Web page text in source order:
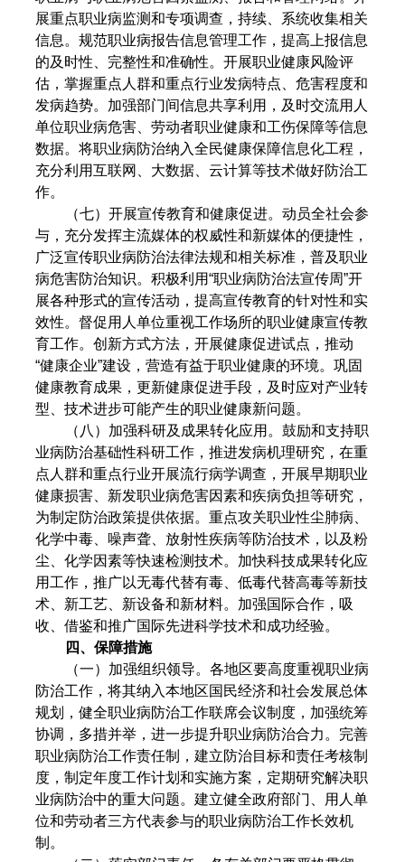
展重点职业病监测和专项调查，持续、系统收集相关
信息。规范职业病报告信息管理工作，提高上报信息
的及时性、完整性和准确性。开展职业健康风险评
估，掌握重点人群和重点行业发病特点、危害程度和
发病趋势。加强部门间信息共享利用，及时交流用人
单位职业病危害、劳动者职业健康和工伤保障等信息
数据。将职业病防治纳入全民健康保障信息化工程，
充分利用互联网、大数据、云计算等技术做好防治工
作。
（七）开展宣传教育和健康促进。动员全社会参
与，充分发挥主流媒体的权威性和新媒体的便捷性，
广泛宣传职业病防治法律法规和相关标准，普及职业
病危害防治知识。积极利用“职业病防治法宣传周”开
展各种形式的宣传活动，提高宣传教育的针对性和实
效性。督促用人单位重视工作场所的职业健康宣传教
育工作。创新方式方法，开展健康促进试点，推动
“健康企业”建设，营造有益于职业健康的环境。巩固
健康教育成果，更新健康促进手段，及时应对产业转
型、技术进步可能产生的职业健康新问题。
（八）加强科研及成果转化应用。鼓励和支持职
业病防治基础性科研工作，推进发病机理研究，在重
点人群和重点行业开展流行病学调查，开展早期职业
健康损害、新发职业病危害因素和疾病负担等研究，
为制定防治政策提供依据。重点攻关职业性尘肺病、
化学中毒、噪声聋、放射性疾病等防治技术，以及粉
尘、化学因素等快速检测技术。加快科技成果转化应
用工作，推广以无毒代替有毒、低毒代替高毒等新技
术、新工艺、新设备和新材料。加强国际合作，吸
收、借鉴和推广国际先进科学技术和成功经验。
四、保障措施
（一）加强组织领导。各地区要高度重视职业病
防治工作，将其纳入本地区国民经济和社会发展总体
规划，健全职业病防治工作联席会议制度，加强统筹
协调，多措并举，进一步提升职业病防治合力。完善
职业病防治工作责任制，建立防治目标和责任考核制
度，制定年度工作计划和实施方案，定期研究解决职
业病防治中的重大问题。建立健全政府部门、用人单
位和劳动者三方代表参与的职业病防治工作长效机
制。